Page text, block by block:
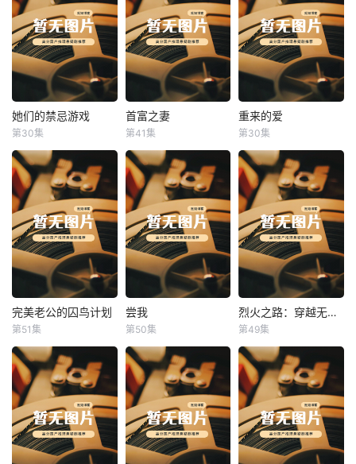
她们的禁忌游戏
她们的禁忌游戏
第30集
首富之妻
首富之妻
第41集
重来的爱
重来的爱
第30集
完美老公的囚鸟计划
完美老公的囚鸟计划
第51集
尝我
尝我
第50集
烈火之路：穿越无人区 烈火之路：穿越无人区
第49集